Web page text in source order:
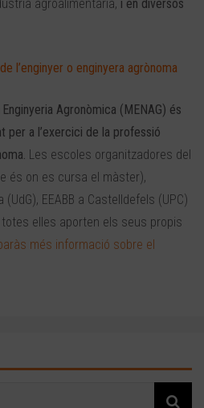
agroalimentària, i en diversos
l’enginyer o enginyera agrònoma
Agronòmica (MENAG) és
per a l’exercici de la professió
Les escoles organitzadores del
és on es cursa el màster),
EEABB a Castelldefels (UPC)
totes elles aporten els seus propis
més informació sobre el